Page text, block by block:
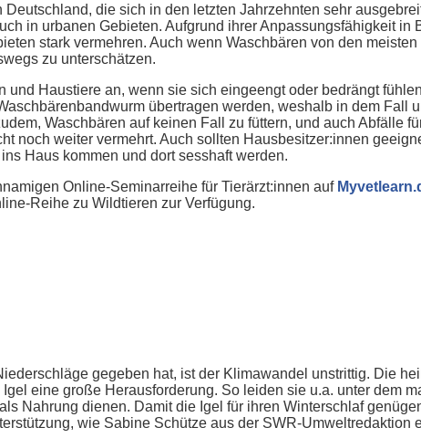
die sich in den letzten Jahrzehnten sehr
in urbanen Gebieten. Aufgrund ihrer Anpassungsfähigkeit in
stark vermehren. Auch wenn Waschbären von den
zu unterschätzen.
Haustiere an, wenn sie sich eingeengt oder bedrängt
übertragen werden, weshalb in dem Fall
Waschbären auf keinen Fall zu füttern, und auch Abfälle
noch weiter vermehrt. Auch sollten Hausbesitzer:innen
Haus kommen und dort sesshaft werden.
Online-Seminarreihe für Tierärzt:innen auf
Reihe zu Wildtieren zur Verfügung.
gegeben hat, ist der Klimawandel unstrittig. Die
eine große Herausforderung. So leiden sie u.a. unter dem
Nahrung dienen. Damit die Igel für ihren Winterschlaf
wie Sabine Schütze aus der SWR-Umweltredaktion